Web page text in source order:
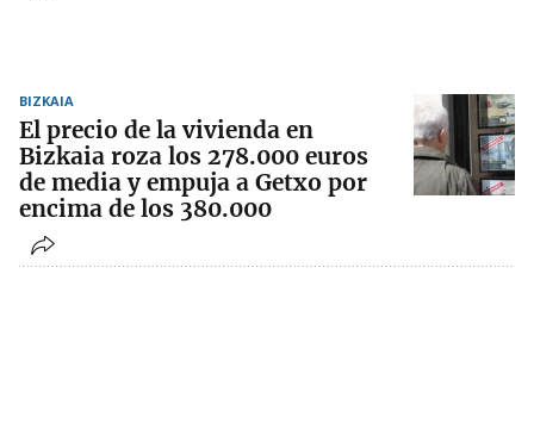
BIZKAIA
El precio de la vivienda en
Bizkaia roza los 278.000 euros
de media y empuja a Getxo por
encima de los 380.000